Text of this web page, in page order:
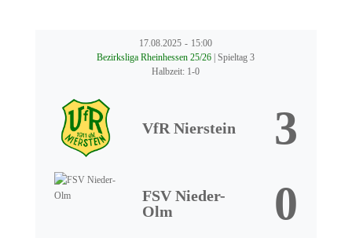
17.08.2025 - 15:00
Bezirksliga Rheinhessen 25/26 | Spieltag 3
Halbzeit: 1-0
VfR Nierstein 3
FSV Nieder-
Olm
0